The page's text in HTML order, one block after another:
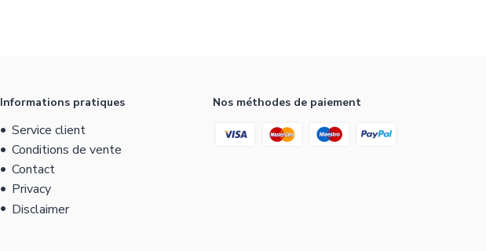
Informations pratiques
Service client
Conditions de vente
Contact
Privacy
Disclaimer
Nos méthodes de paiement